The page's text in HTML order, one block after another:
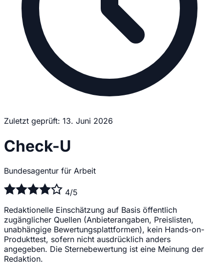
Zuletzt geprüft: 13. Juni 2026
Check-U
Bundesagentur für Arbeit
4/5
Redaktionelle Einschätzung auf Basis öffentlich
zugänglicher Quellen (Anbieterangaben, Preislisten,
unabhängige Bewertungsplattformen), kein Hands-on-
Produkttest, sofern nicht ausdrücklich anders
angegeben. Die Sternebewertung ist eine Meinung der
Redaktion.